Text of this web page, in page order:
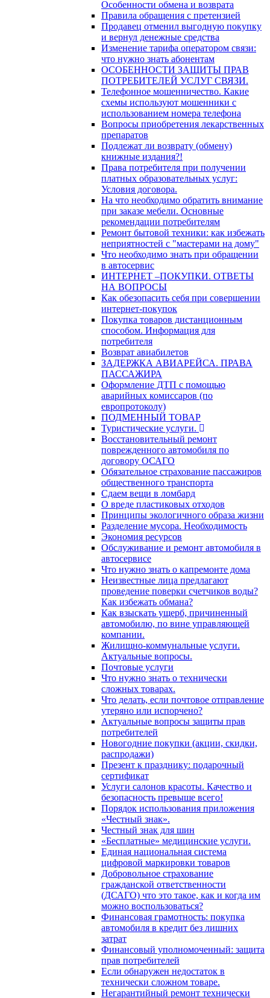
Особенности обмена и возврата
Правила обращения с претензией
Продавец отменил выгодную покупку
и вернул денежные средства
Изменение тарифа оператором связи:
что нужно знать абонентам
ОСОБЕННОСТИ ЗАЩИТЫ ПРАВ
ПОТРЕБИТЕЛЕЙ УСЛУГ СВЯЗИ.
Телефонное мошенничество. Какие
схемы используют мошенники с
использованием номера телефона
Вопросы приобретения лекарственных
препаратов
Подлежат ли возврату (обмену)
книжные издания?!
Права потребителя при получении
платных образовательных услуг:
Условия договора.
На что необходимо обратить внимание
при заказе мебели. Основные
рекомендации потребителям
Ремонт бытовой техники: как избежать
неприятностей с "мастерами на дому"
Что необходимо знать при обращении
в автосервис
ИНТЕРНЕТ –ПОКУПКИ. ОТВЕТЫ
НА ВОПРОСЫ
Как обезопасить себя при совершении
интернет-покупок
Покупка товаров дистанционным
способом. Информация для
потребителя
Возврат авиабилетов
ЗАДЕРЖКА АВИАРЕЙСА. ПРАВА
ПАССАЖИРА
Оформление ДТП с помощью
аварийных комиссаров (по
европротоколу)
ПОДМЕННЫЙ ТОВАР
Туристические услуги.
Восстановительный ремонт
поврежденного автомобиля по
договору ОСАГО
Обязательное страхование пассажиров
общественного транспорта
Сдаем вещи в ломбард
О вреде пластиковых отходов
Принципы экологичного образа жизни
Разделение мусора. Необходимость
Экономия ресурсов
Обслуживание и ремонт автомобиля в
автосервисе
Что нужно знать о капремонте дома
Неизвестные лица предлагают
проведение поверки счетчиков воды?
Как избежать обмана?
Как взыскать ущерб, причиненный
автомобилю, по вине управляющей
компании.
Жилищно-коммунальные услуги.
Актуальные вопросы.
Почтовые услуги
Что нужно знать о технически
сложных товарах.
Что делать, если почтовое отправление
утеряно или испорчено?
Актуальные вопросы защиты прав
потребителей
Новогодние покупки (акции, скидки,
распродажи)
Презент к празднику: подарочный
сертификат
Услуги салонов красоты. Качество и
безопасность превыше всего!
Порядок использования приложения
«Честный знак».
Честный знак для шин
«Бесплатные» медицинские услуги.
Единая национальная система
цифровой маркировки товаров
Добровольное страхование
гражданской ответственности
(ДСАГО) что это такое, как и когда им
можно воспользоваться?
Финансовая грамотность: покупка
автомобиля в кредит без лишних
затрат
Финансовый уполномоченный: защита
прав потребителей
Если обнаружен недостаток в
технически сложном товаре.
Негарантийный ремонт технически